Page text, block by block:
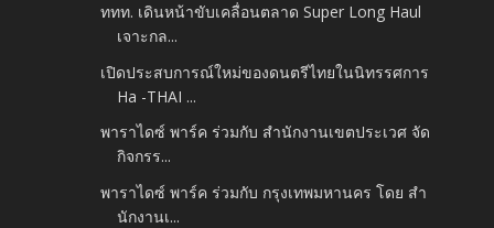
ททท. เดินหน้าขับเคลื่อนตลาด Super Long Haul
เจาะกล...
เปิดประสบการณ์ใหม่ของดนตรีไทยในนิทรรศการ
Ha -THAI ...
พาราไดซ์ พาร์ค ร่วมกับ สำนักงานเขตประเวศ จัด
กิจกรร...
พาราไดซ์ พาร์ค ร่วมกับ กรุงเทพมหานคร โดย สำ
นักงานเ...